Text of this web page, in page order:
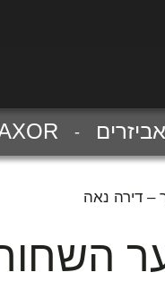
אביזרים
– דירה נאה